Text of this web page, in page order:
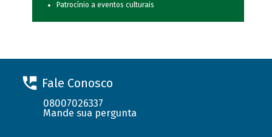
Patrocínio a eventos culturais
Fale Conosco
08007026337
Mande sua pergunta